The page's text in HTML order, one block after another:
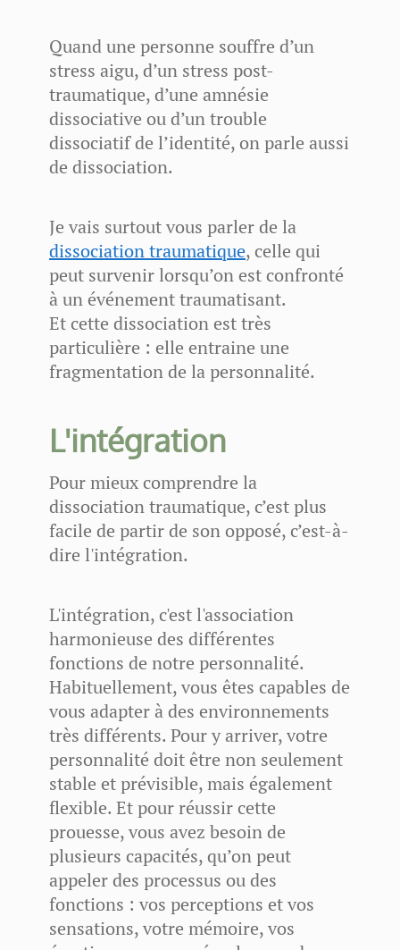
Quand une personne souffre d’un
stress aigu, d’un stress post-
traumatique, d’une amnésie
dissociative ou d’un trouble
dissociatif de l’identité, on parle aussi
de dissociation.
Je vais surtout vous parler de la
dissociation traumatique, celle qui
peut survenir lorsqu’on est confronté
à un événement traumatisant.
Et cette dissociation est très
particulière : elle entraine une
fragmentation de la personnalité.
L'intégration
Pour mieux comprendre la
dissociation traumatique, c’est plus
facile de partir de son opposé, c’est-à-
dire l'intégration.
L'intégration, c'est l'association
harmonieuse des différentes
fonctions de notre personnalité.
Habituellement, vous êtes capables de
vous adapter à des environnements
très différents. Pour y arriver, votre
personnalité doit être non seulement
stable et prévisible, mais également
flexible. Et pour réussir cette
prouesse, vous avez besoin de
plusieurs capacités, qu’on peut
appeler des processus ou des
fonctions : vos perceptions et vos
sensations, votre mémoire, vos